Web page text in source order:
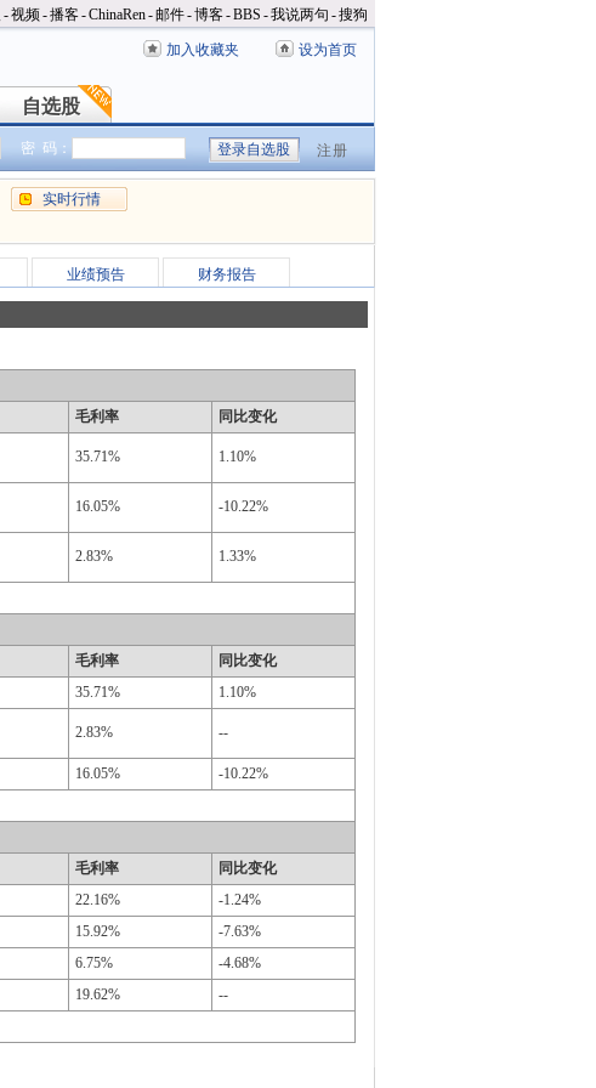
-视频-播客-ChinaRen-邮件-博客-BBS -我说两句 -搜狗
加入收藏夹 设为首页
自选股
自选股
密 码： 注册
实时行情
业绩预告 财务报告
毛利率
同比变化
35.71% 1.10%
16.05% -10.22%
2.83% 1.33%
毛利率
同比变化
35.71%
1.10%
2.83% --
16.05%
-10.22%
毛利率
同比变化
22.16%
-1.24%
15.92%
-7.63%
6.75%
-4.68%
19.62%
--